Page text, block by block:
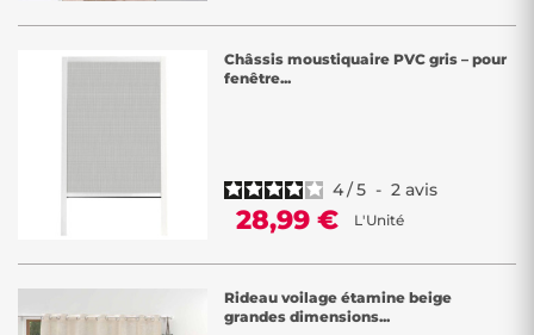
Châssis moustiquaire PVC gris – pour
fenêtre...
4/5 - 2 avis
28,99 € L'Unité
Rideau voilage étamine beige
grandes dimensions...